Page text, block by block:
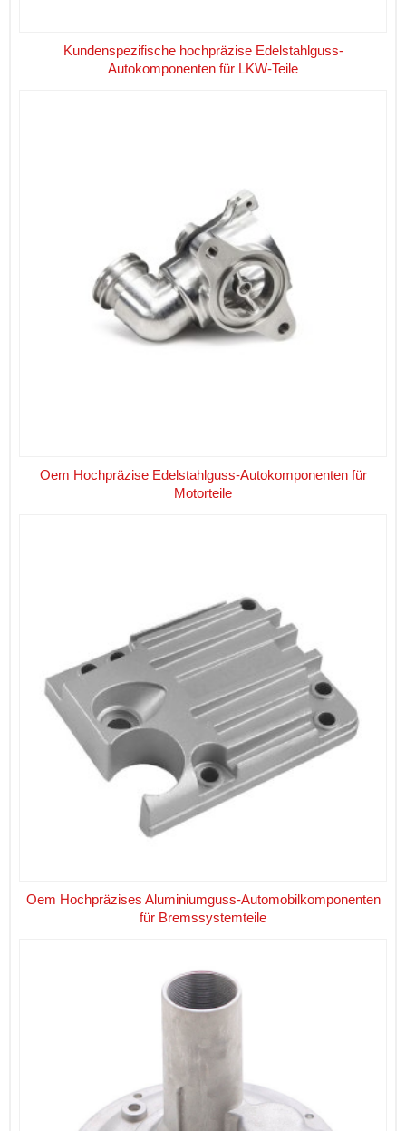
Kundenspezifische hochpräzise Edelstahlguss-
Autokomponenten für LKW-Teile
Oem Hochpräzise Edelstahlguss-Autokomponenten für
Motorteile
Oem Hochpräzises Aluminiumguss-Automobilkomponenten
für Bremssystemteile